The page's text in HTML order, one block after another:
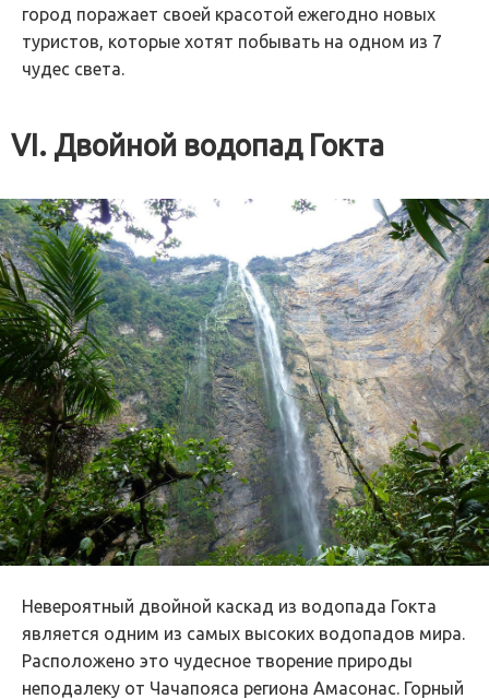
город поражает своей красотой ежегодно новых
туристов, которые хотят побывать на одном из 7
чудес света.
VI. Двойной водопад Гокта
Невероятный двойной каскад из водопада Гокта
является одним из самых высоких водопадов мира.
Расположено это чудесное творение природы
неподалеку от Чачапояса региона Амасонас. Горный